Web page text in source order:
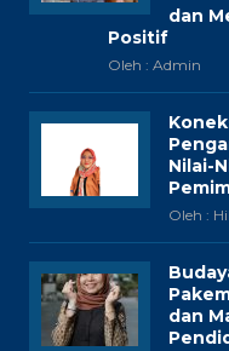
dan
Positif
Oleh : Admin
Nilai-
Oleh :
dan